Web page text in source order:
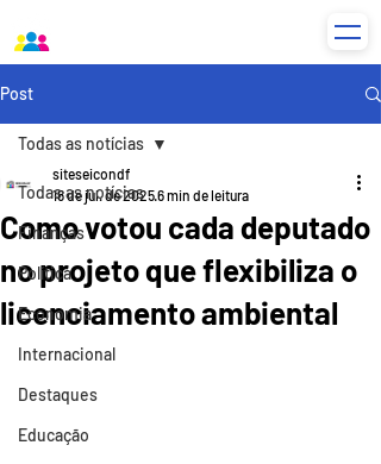
Post
Todas as notícias
Finanças
Política
Economia
Internacional
Destaques
Educação
Todas as notícias
Como votou cada deputado
no projeto que flexibiliza o
licenciamento ambiental
siteseicondf
18 de jul. de 20256 min de leitura